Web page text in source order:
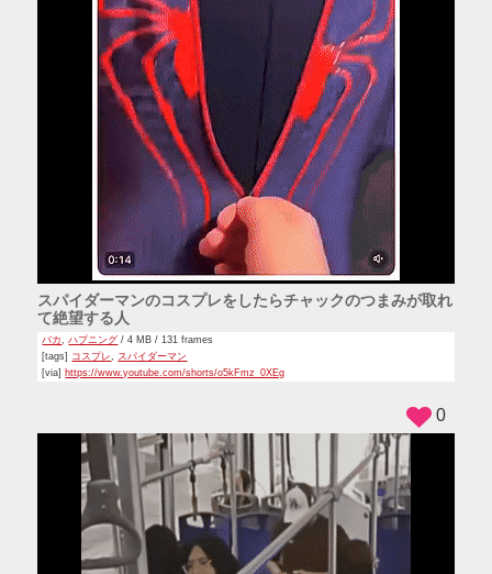
スパイダーマンのコスプレをしたらチャックのつまみが取れ
て絶望する人
バカ,ハプニング / 4 MB / 131 frames
[tags] コスプレ, スパイダーマン
[via] https://www.youtube.com/shorts/o5kFmz_0XEg
0